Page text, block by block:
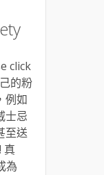
click
的粉
例如
士忌
至送
真
為